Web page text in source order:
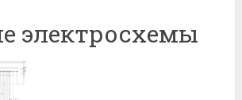
электросхемы